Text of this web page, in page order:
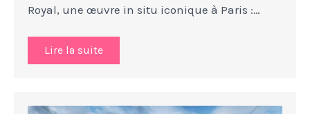
Royal, une œuvre in situ iconique à Paris :…
Lire la suite